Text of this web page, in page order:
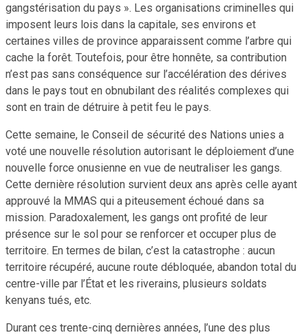
gangstérisation du pays ». Les organisations criminelles qui
imposent leurs lois dans la capitale, ses environs et
certaines villes de province apparaissent comme l’arbre qui
cache la forêt. Toutefois, pour être honnête, sa contribution
n’est pas sans conséquence sur l’accélération des dérives
dans le pays tout en obnubilant des réalités complexes qui
sont en train de détruire à petit feu le pays.
Cette semaine, le Conseil de sécurité des Nations unies a
voté une nouvelle résolution autorisant le déploiement d’une
nouvelle force onusienne en vue de neutraliser les gangs.
Cette dernière résolution survient deux ans après celle ayant
approuvé la MMAS qui a piteusement échoué dans sa
mission. Paradoxalement, les gangs ont profité de leur
présence sur le sol pour se renforcer et occuper plus de
territoire. En termes de bilan, c’est la catastrophe : aucun
territoire récupéré, aucune route débloquée, abandon total du
centre-ville par l’État et les riverains, plusieurs soldats
kenyans tués, etc.
Durant ces trente-cinq dernières années, l’une des plus